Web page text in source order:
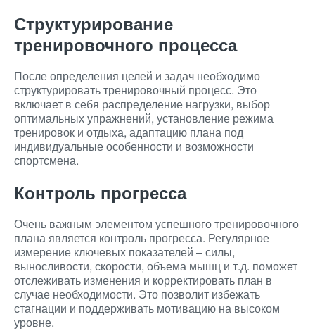
Структурирование
тренировочного процесса
После определения целей и задач необходимо
структурировать тренировочный процесс. Это
включает в себя распределение нагрузки, выбор
оптимальных упражнений, установление режима
тренировок и отдыха, адаптацию плана под
индивидуальные особенности и возможности
спортсмена.
Контроль прогресса
Очень важным элементом успешного тренировочного
плана является контроль прогресса. Регулярное
измерение ключевых показателей – силы,
выносливости, скорости, объема мышц и т.д. поможет
отслеживать изменения и корректировать план в
случае необходимости. Это позволит избежать
стагнации и поддерживать мотивацию на высоком
уровне.